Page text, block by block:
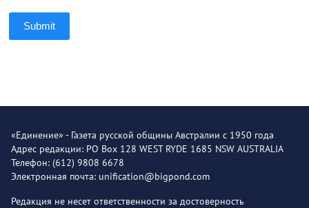
Submit
«Единение» - Газета русской общины Австралии с 1950 года
Адрес редакции: PO Box 128 WEST RYDE 1685 NSW AUSTRALIA
Телефон: (612) 9808 6678
Электронная почта: unification@bigpond.com
Редакция не несет ответственности за достоверность